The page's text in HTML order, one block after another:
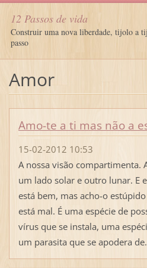
12 Passos de vida
Construir uma nova liberdade, tijolo a
passo
Amor
Amo-te a ti mas não a
15-02-2012 10:53
A nossa visão compartimenta.
um lado solar e outro lunar. E
está bem, mas acho-o
está mal. É uma espécie de
vírus que se instala, uma
um parasita que se apodera